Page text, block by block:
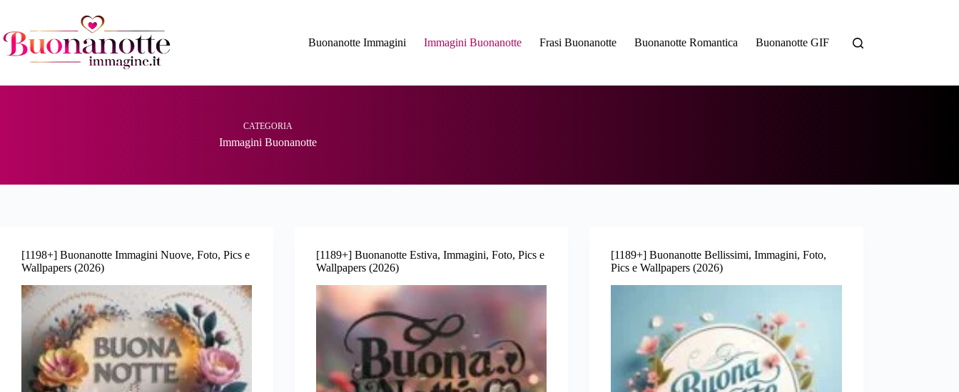
contenuto
Buonanotte Immagini
Immagini Buonanotte Frasi Buonanotte Buonanotte Romantica Buonanotte GIF
CATEGORIA
Immagini Buonanotte
[1198+] Buonanotte Immagini Nuove, Foto, Pics e
Wallpapers (2026)
[1189+] Buonanotte Estiva, Immagini, Foto, Pics e
Wallpapers (2026)
[1189+] Buonanotte Bellissimi, Immagini, Foto,
Pics e Wallpapers (2026)